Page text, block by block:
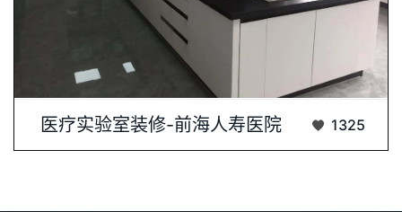
医疗实验室装修-前海人寿医院 1325